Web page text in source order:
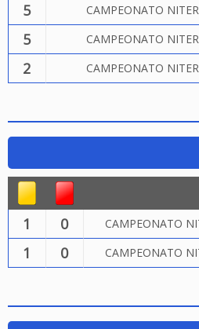
5 CAMPEONATO
5 CAMPEONATO
2 CAMPEONATO
1 0 CAMPEONATO
1 0 CAMPEONATO